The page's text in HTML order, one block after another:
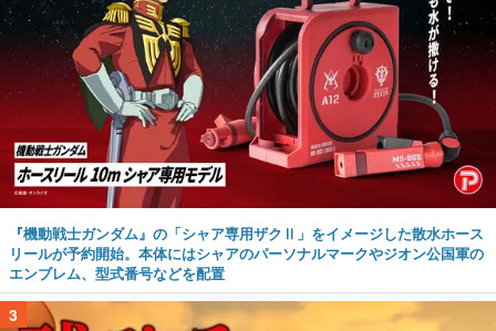
『機動戦士ガンダム』の「シャア専用ザクⅡ」をイメージした散水ホース
リールが予約開始。本体にはシャアのパーソナルマークやジオン公国軍の
エンブレム、型式番号などを配置
3